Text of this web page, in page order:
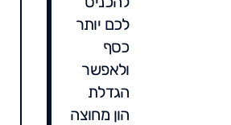
לכם יותר
כסף
ולאפשר
הגדלת
הון מחוצה